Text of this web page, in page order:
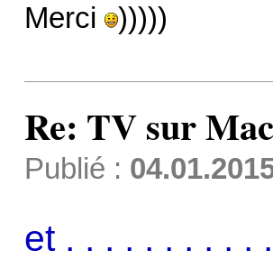
Merci )))))
Re: TV sur
Publié :
et . . . . . . . . .